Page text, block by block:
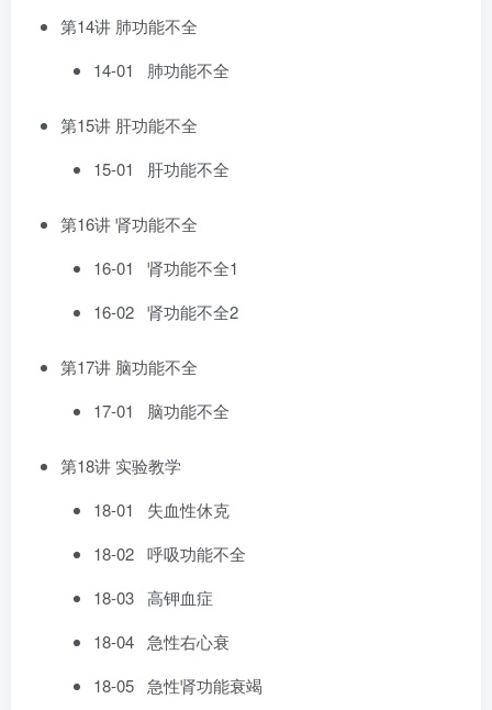
第14讲 肺功能不全
14-01 肺功能不全
第15讲 肝功能不全
15-01 肝功能不全
第16讲 肾功能不全
16-01 肾功能不全1
16-02 肾功能不全2
第17讲 脑功能不全
17-01 脑功能不全
第18讲 实验教学
18-01 失血性休克
18-02 呼吸功能不全
18-03 高钾血症
18-04 急性右心衰
18-05 急性肾功能衰竭